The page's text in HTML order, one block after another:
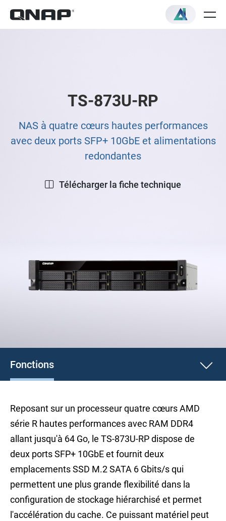
TS-873U-RP
NAS à quatre cœurs hautes performances
avec deux ports SFP+ 10GbE et alimentations
redondantes
Télécharger la fiche technique
Fonctions
Reposant sur un processeur quatre cœurs AMD
série R hautes performances avec RAM DDR4
allant jusqu'à 64 Go, le TS-873U-RP dispose de
deux ports SFP+ 10GbE et fournit deux
emplacements SSD M.2 SATA 6 Gbits/s qui
permettent une plus grande flexibilité dans la
configuration de stockage hiérarchisé et permet
l'accélération du cache. Ce puissant matériel peut